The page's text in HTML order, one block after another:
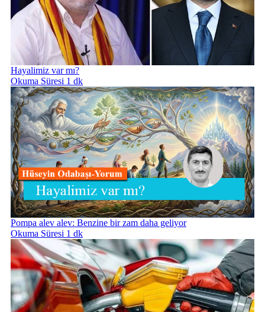
Hayalimiz var mı?
Okuma Süresi 1 dk
Pompa alev alev: Benzine bir zam daha geliyor
Okuma Süresi 1 dk